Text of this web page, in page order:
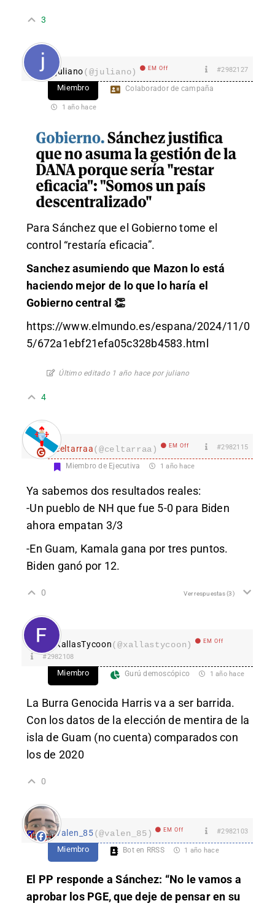
3
juliano(@juliano) EM Off #2982127
Miembro Colaborador de campaña
1 año hace
Para Sánchez que el Gobierno tome el
control “restaría eficacia”.
Sanchez asumiendo que Mazon lo está
haciendo mejor de lo que lo haría el
Gobierno central 👏
https://www.elmundo.es/espana/2024/11/0
5/672a1ebf21efa05c328b4583.html
Último editado 1 año hace por juliano
4
celtarraa(@celtarraa) EM Off #2982115
Miembro de Ejecutiva 1 año hace
Ya sabemos dos resultados reales:
-Un pueblo de NH que fue 5-0 para Biden
ahora empatan 3/3
-En Guam, Kamala gana por tres puntos.
Biden ganó por 12.
0 Ver respuestas(3)
XallasTycoon(@xallastycoon) EM Off
#2982108
Miembro Gurú demoscópico 1 año hace
La Burra Genocida Harris va a ser barrida.
Con los datos de la elección de mentira de la
isla de Guam (no cuenta) comparados con
los de 2020
0
Valen_85(@valen_85) EM Off #2982103
Miembro Bot en RRSS 1 año hace
El PP responde a Sánchez: “No le vamos a
aprobar los PGE, que deje de pensar en su